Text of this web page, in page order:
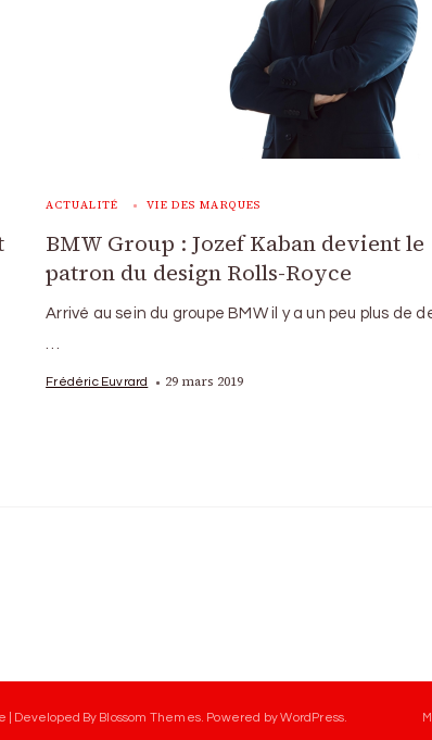
ACTUALITÉ VIE DES MARQUES
BMW Group : Jozef Kaban devient le
patron du design Rolls-Royce
Arrivé au sein du groupe BMW il y a un peu plus de
…
Frédéric Euvrard 29 mars 2019
| Developed By Blossom Themes Powered byWordPress